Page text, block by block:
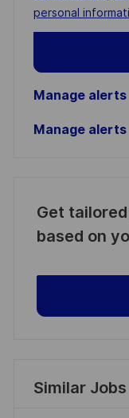
(Required)
personal
Manage alerts
Manage alerts
Get
based on
Similar Jobs